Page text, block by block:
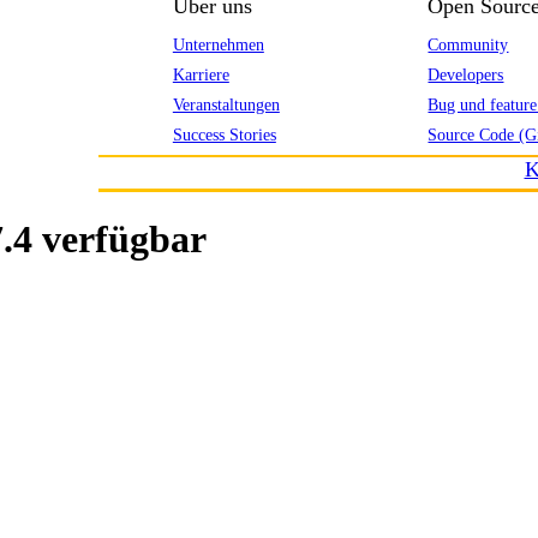
Über uns
Unternehmen
Karriere
Veranstaltungen
Success Stories
Open
Community
Developers
Bug und
Source Code
verfügbar